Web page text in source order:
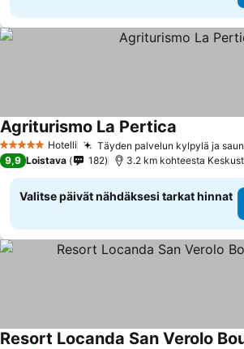
5 Tähtiluokitus
Hotelli Täyden palvelun kylpylä ja
Agriturismo La Pertica
9,9 Loistava 182 3.2 km kohteesta
Valitse päivät nähdäksesi tarkat hinnat
Resort Locanda San Verolo